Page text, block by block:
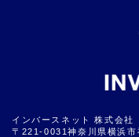
インバースネット 株式会社
〒221-0031神奈川県横浜